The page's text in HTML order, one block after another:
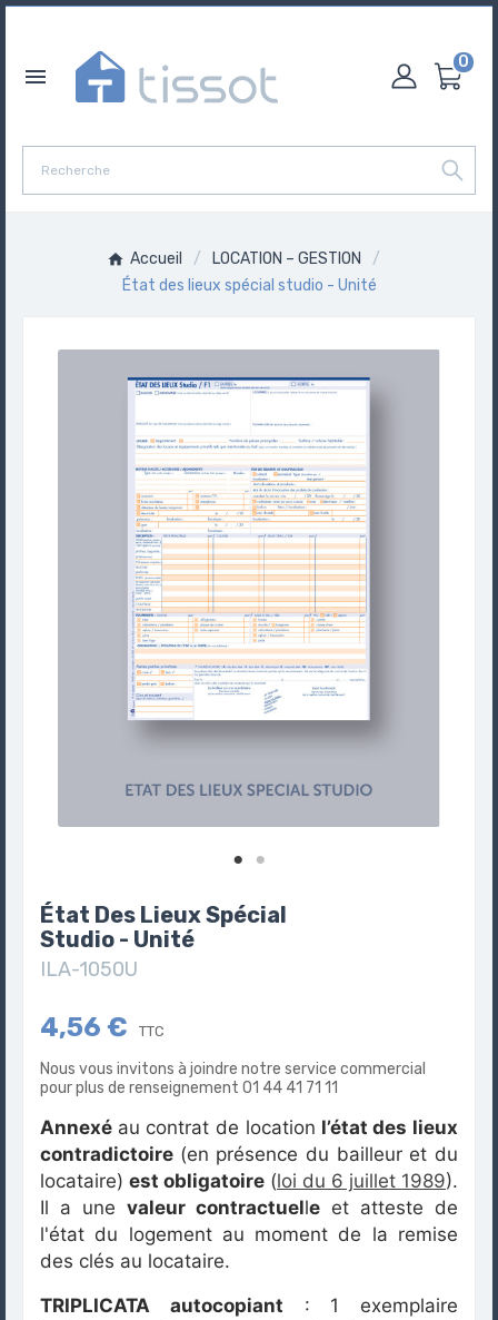

0
Accueil
LOCATION – GESTION
État des lieux spécial studio - Unité
État Des Lieux Spécial
Studio - Unité
ILA-1050U
4,56 € TTC
Nous vous invitons à joindre notre service commercial
pour plus de renseignement 01 44 41 71 11
Annexé au contrat de location l’état des lieux
contradictoire (en présence du bailleur et du
locataire) est obligatoire (loi du 6 juillet 1989).
Il a une valeur contractuelle et atteste de
l'état du logement au moment de la remise
des clés au locataire.
TRIPLICATA autocopiant : 1 exemplaire